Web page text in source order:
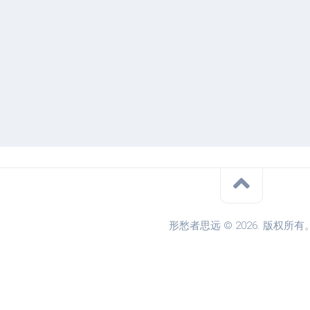
形愁者思远 © 2026. 版权所有